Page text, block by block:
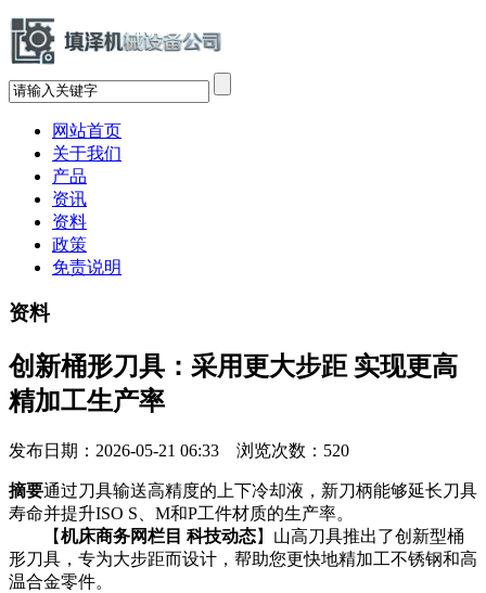
网站首页
关于我们
产品
资讯
资料
政策
免责说明
资料
创新桶形刀具：采用更大步距 实现更高
精加工生产率
发布日期：2026-05-21 06:33 浏览次数： 520
摘要通过刀具输送高精度的上下冷却液，新刀柄能够延长刀具
寿命并提升ISO S、M和P工件材质的生产率。
【机床商务网栏目 科技动态】山高刀具推出了创新型桶
形刀具，专为大步距而设计，帮助您更快地精加工不锈钢和高
温合金零件。